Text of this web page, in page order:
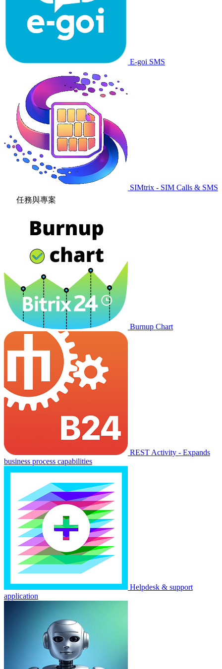
E-goi SMS
SIMtrix - SIM Calls & SMS
任務與專案
Burnup Chart
REST Activity - Expands
business process capabilities
Helpdesk & support
application